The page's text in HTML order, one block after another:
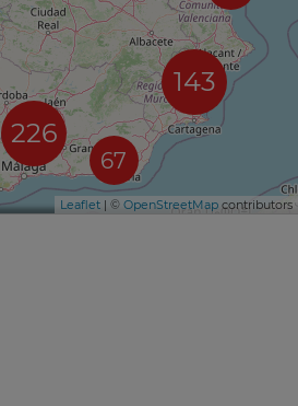
226
67
143
Leaflet | © OpenStreetMap contributors